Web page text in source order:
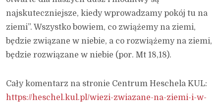
najskuteczniejsze, kiedy wprowadzamy pokój tu na
ziemi”. Wszystko bowiem, co zwiążemy na ziemi,
będzie związane w niebie, a co rozwiążemy na ziemi,
będzie rozwiązane w niebie (por. Mt 18,18).
Cały komentarz na stronie Centrum Heschela KUL:
https://heschel.kul.pl/wiezi-zwiazane-na-ziemi-i-w-